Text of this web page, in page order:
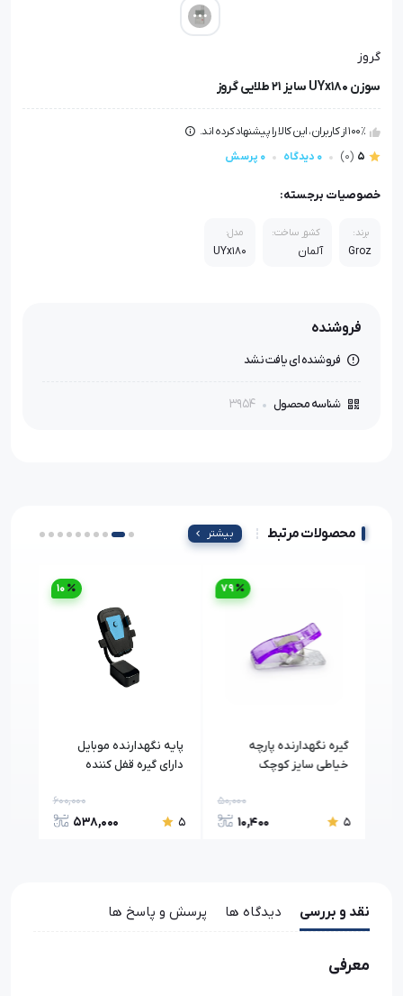
گروز
سوزن UYx180 سایز 21 طلایی گروز
100٪ از کاربران، این کالا را پیشنهاد کرده اند.
5
(0) 0 دیدگاه 0 پرسش
خصوصیات برجسته:
برند:
Groz
کشور ساخت:
آلمان
مدل:
UYx180
فروشنده
فروشنده ای یافت نشد
شناسه محصول 3954
محصولات مرتبط بیشتر
گیره نگهدارنده پارچه
خیاطی سایز کوچک
5
50,000
10,400
79
پایه نگهدارنده موبایل
دارای گیره قفل کننده
5
600,000
538,000
10
نقد و بررسی دیدگاه ها پرسش و پاسخ ها
معرفی